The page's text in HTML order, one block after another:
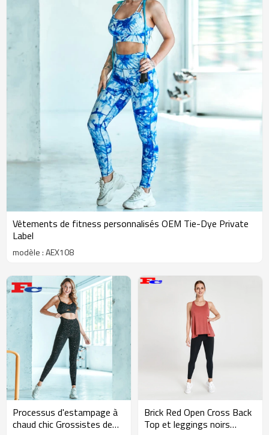
Vêtements de fitness personnalisés OEM Tie-Dye Private
Label
modèle : AEX108
Processus d'estampage à
chaud chic Grossistes de
Brick Red Open Cross Back
Top et leggings noirs